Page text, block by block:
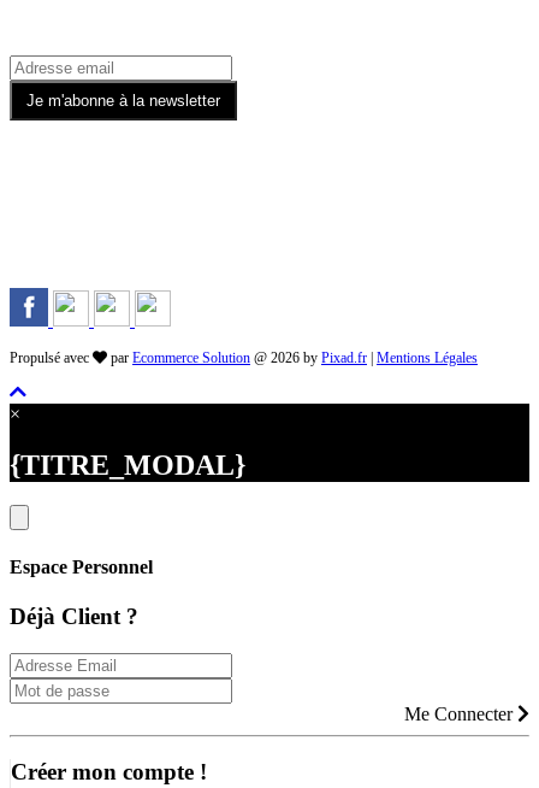
Propulsé avec par Ecommerce Solution @ 2026 by Pixad.fr | Mentions Légales
×
{TITRE_MODAL}
Espace Personnel
Déjà Client ?
Me Connecter
Créer mon compte !